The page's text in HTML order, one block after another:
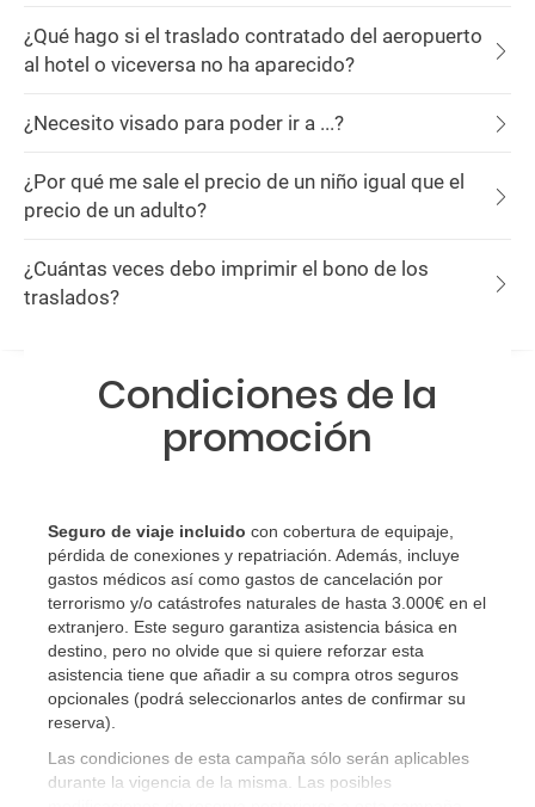
¿Qué hago si el traslado contratado del aeropuerto
al hotel o viceversa no ha aparecido?
¿Necesito visado para poder ir a ...?
¿Por qué me sale el precio de un niño igual que el
precio de un adulto?
¿Cuántas veces debo imprimir el bono de los
traslados?
Condiciones de la
promoción
Seguro de viaje incluido con cobertura de equipaje,
pérdida de conexiones y repatriación. Además, incluye
gastos médicos así como gastos de cancelación por
terrorismo y/o catástrofes naturales de hasta 3.000€ en el
extranjero. Este seguro garantiza asistencia básica en
destino, pero no olvide que si quiere reforzar esta
asistencia tiene que añadir a su compra otros seguros
opcionales (podrá seleccionarlos antes de confirmar su
reserva)
Las condiciones de esta campaña sólo serán aplicables
durante la vigencia de la misma. Las posibles